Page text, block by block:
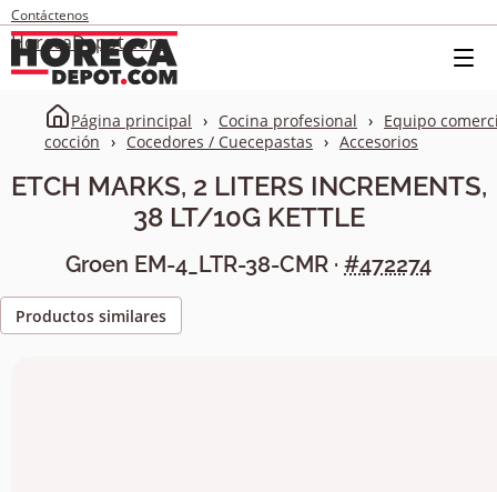
Contáctenos
HorecaDepot.com
Página principal Cocina profesional
Equipo
cocción
Cocedores / Cuecepastas Accesorios
ETCH MARKS, 2 LITERS INCREMENTS,
38 LT/10G KETTLE
Groen EM-4_LTR-38-CMR · #472274
Productos similares